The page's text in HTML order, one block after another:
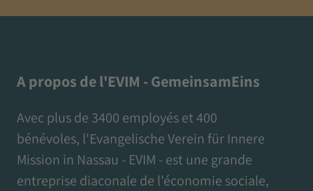
A propos de l'EVIM - GemeinsamEins
Avec plus de 3400 employés et 400
bénévoles, l'Evangelische Verein für Innere
Mission in Nassau - EVIM - est une grande
entreprise diaconale de l'économie sociale,